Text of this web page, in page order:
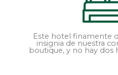
Este hotel finamente
insignia de nuestra
boutique, y no hay dos